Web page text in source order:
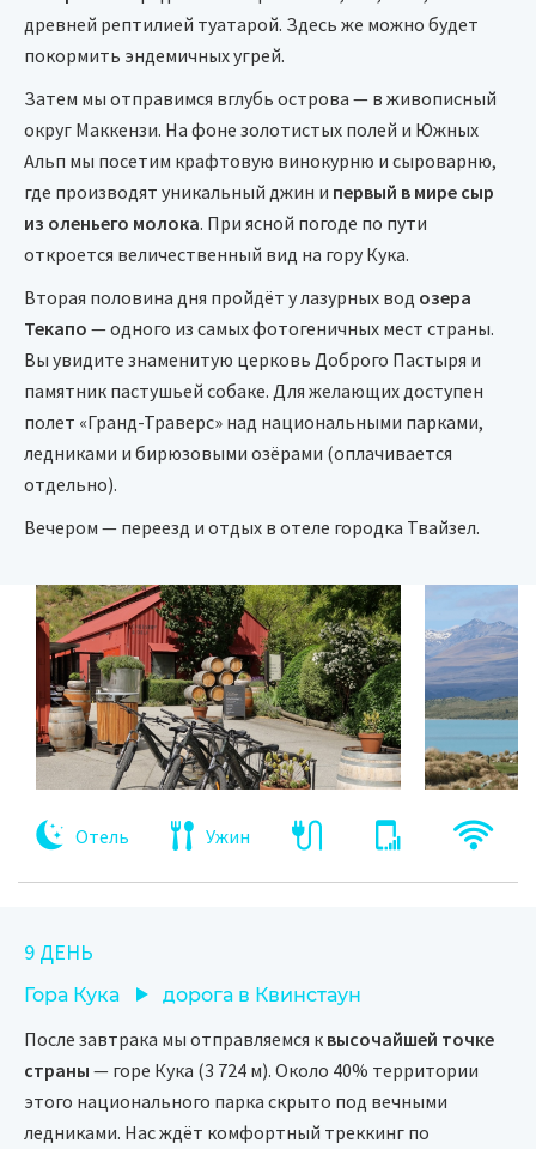
древней рептилией туатарой. Здесь же можно будет
покормить эндемичных угрей.
Затем мы отправимся вглубь острова — в живописный
округ Маккензи. На фоне золотистых полей и Южных
Альп мы посетим крафтовую винокурню и сыроварню,
где производят уникальный джин и первый в мире сыр
из оленьего молока. При ясной погоде по пути
откроется величественный вид на гору Кука.
Вторая половина дня пройдёт у лазурных вод озера
Текапо — одного из самых фотогеничных мест страны.
Вы увидите знаменитую церковь Доброго Пастыря и
памятник пастушьей собаке. Для желающих доступен
полет «Гранд-Траверс» над национальными парками,
ледниками и бирюзовыми озёрами (оплачивается
отдельно).
Вечером — переезд и отдых в отеле городка Твайзел.
Отель Ужин
9 ДЕНЬ
Гора Кука дорога в Квинстаун
После завтрака мы отправляемся к высочайшей точке
страны — горе Кука (3 724 м). Около 40% территории
этого национального парка скрыто под вечными
ледниками. Нас ждёт комфортный треккинг по